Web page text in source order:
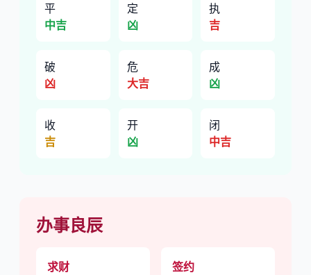
平
中吉
定
凶
执
吉
破
凶
危
大吉
成
凶
收
吉
开
凶
闭
中吉
办事良辰
求财
签约